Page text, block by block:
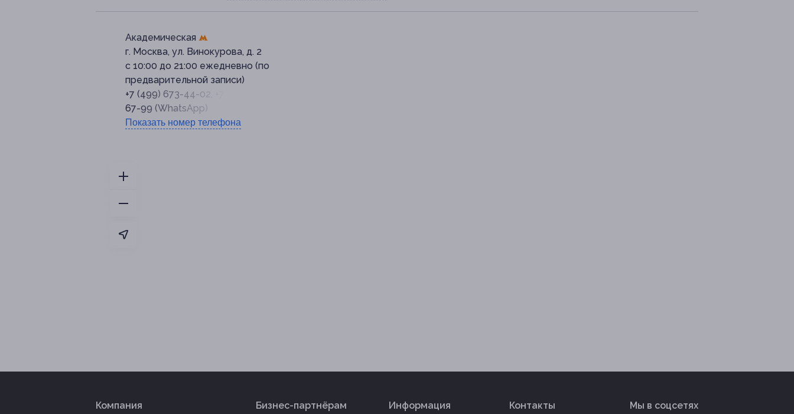
Академическая
г. Москва, ул. Винокурова, д. 2
с 10:00 до 21:00 ежедневно (по
предварительной записи)
+7 (499) 673-44-02, +7 (991) 311-
67-99 (WhatsApp)
Показать номер телефона
Компания Бизнес-партнёрам Информация Контакты Мы в соцсетях